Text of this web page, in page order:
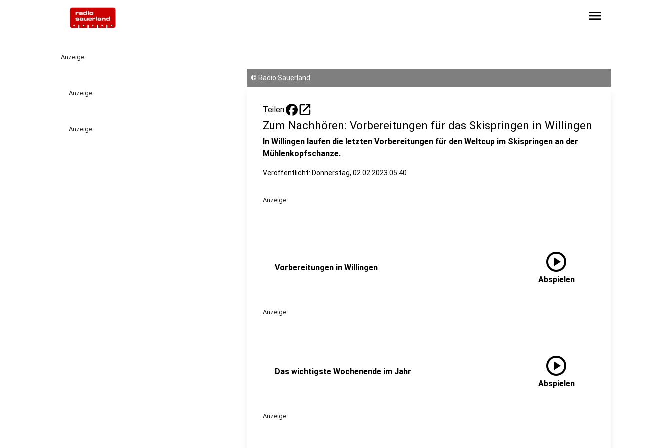
menu
Anzeige
Anzeige
Anzeige
© Radio Sauerland
Teilen: open_in_new
Zum Nachhören: Vorbereitungen für das Skispringen in Willingen
In Willingen laufen die letzten Vorbereitungen für den Weltcup im Skispringen an der
Mühlenkopfschanze.
Veröffentlicht: Donnerstag, 02.02.2023 05:40
Anzeige
Vorbereitungen in Willingen play_circle
Abspielen
Anzeige
Das wichtigste Wochenende im Jahr play_circle
Abspielen
Anzeige